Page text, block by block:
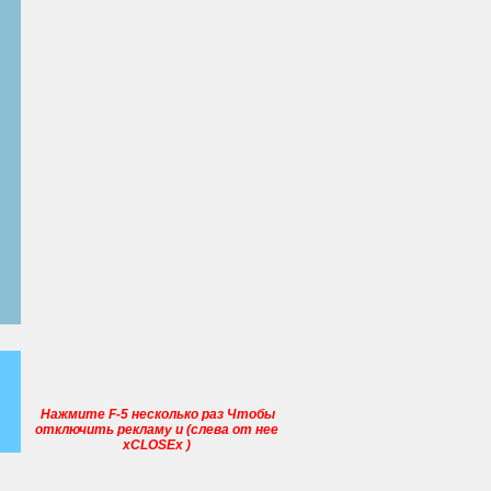
Нажмите F-5 несколько раз Чтобы
отключить рекламу и (слеваот нее
хCLOSEx)